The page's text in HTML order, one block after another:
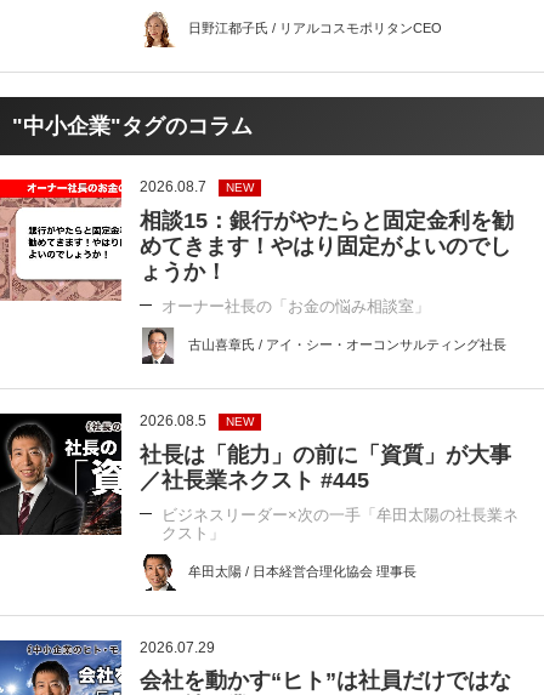
日野江都子氏 / リアルコスモポリタンCEO
"中小企業"タグのコラム
2026.08.7 NEW
相談15：銀行がやたらと固定金利を勧
めてきます！やはり固定がよいのでし
ょうか！
オーナー社長の「お金の悩み相談室」
古山喜章氏 / アイ・シー・オーコンサルティング社長
2026.08.5 NEW
社長は「能力」の前に「資質」が大事
／社長業ネクスト #445
ビジネスリーダー×次の一手「牟田太陽の社長業ネ
クスト」
牟田太陽 / 日本経営合理化協会 理事長
2026.07.29
会社を動かす“ヒト”は社員だけではな